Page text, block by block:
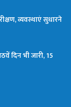
व्यवस्थाएं सुधारने
दिन भी जारी, 15